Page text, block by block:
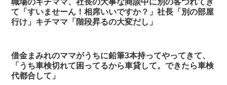
職場のキチママ、社長の大事な商談中に別の客つれてき
て「すいませーん！相席いいですか？」社長「別の部屋
行け」キチママ「階段昇るの大変だし」
借金まみれのママがうちに鉛筆3本持ってやってきて、
「うち車検切れて困ってるから車貸して。できたら車検
代都合して」